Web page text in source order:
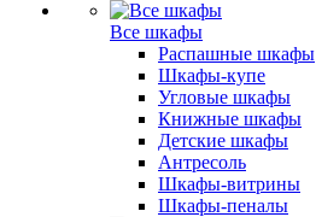
Все шкафы
Распашные шкафы
Шкафы-купе
Угловые шкафы
Книжные шкафы
Детские шкафы
Антресоль
Шкафы-витрины
Шкафы-пеналы